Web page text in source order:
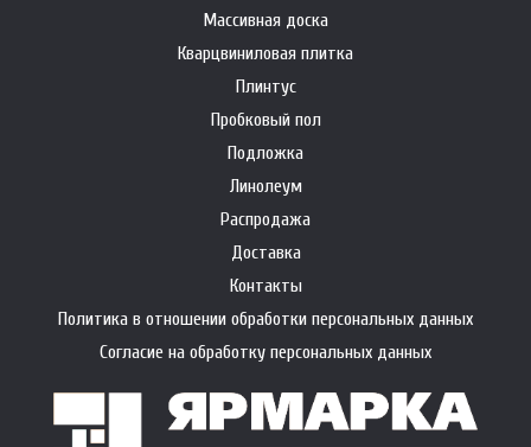
Массивная доска
Кварцвиниловая плитка
Плинтус
Пробковый пол
Подложка
Линолеум
Распродажа
Доставка
Контакты
Политика в отношении обработки персональных данных
Согласие на обработку персональных данных